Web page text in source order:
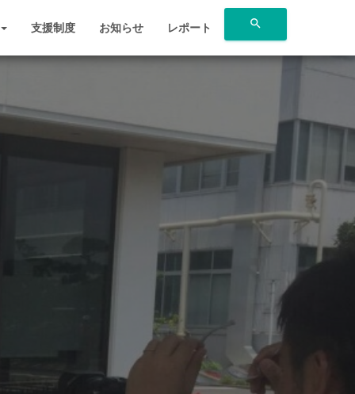
search
支援制度 お知らせ レポート